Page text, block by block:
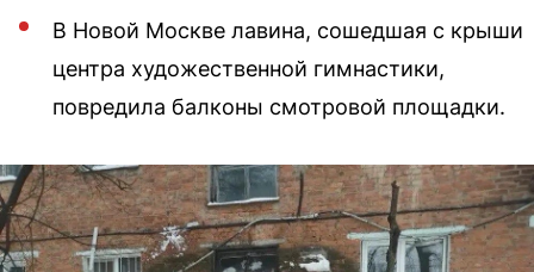
В Новой Москве лавина, сошедшая с крыши
центра художественной гимнастики,
повредила балконы смотровой площадки.